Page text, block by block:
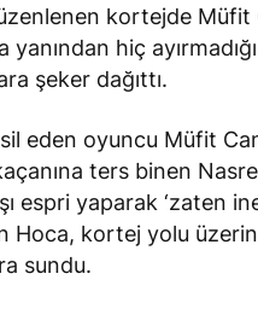
kortejde Müfit
yanından hiç
şeker dağıttı.
eden oyuncu Müfit
ters binen
espri yaparak ‘zaten
Hoca, kortej yolu
sundu.